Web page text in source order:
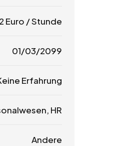
Euro / Stunde
01/03/2099
Erfahrung
HR
Andere